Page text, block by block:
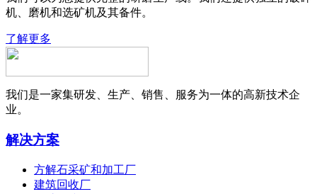
机、磨机和选矿机及其备件。
了解更多
我们是一家集研发、生产、销售、服务为一体的高新技术企
业。
解决方案
方解石采矿和加工厂
建筑回收厂